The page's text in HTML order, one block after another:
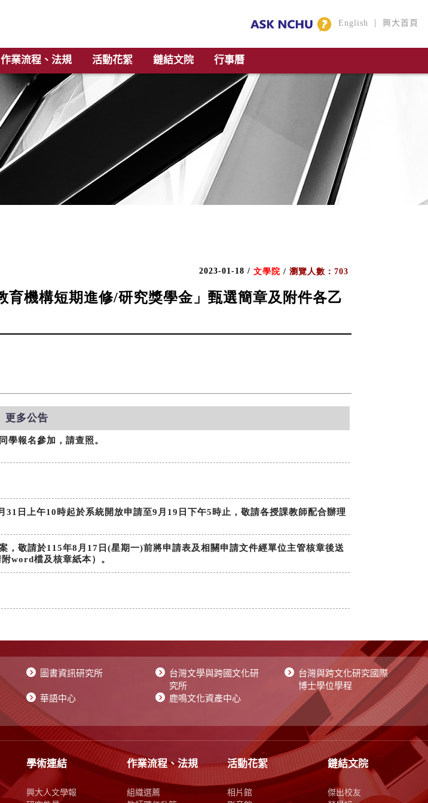
English | 興大首頁
作業流程、法規 活動花絮 鏈結文院 行事曆
圖書資訊研究所
台灣文學與跨國文化研
究所
台灣與跨文化研究國際
博士學位學程
華語中心 鹿鳴文化資產中心
學術連結
興大人文學報
作業流程、法規
組織選薦
活動花絮
相片館
鏈結文院
傑出校友